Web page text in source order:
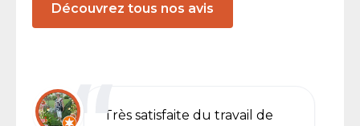
Découvrez tous nos avis
Très satisfaite du travail de